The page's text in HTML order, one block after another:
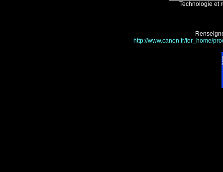
Technologie et
http://www.canon.fr/for_home/